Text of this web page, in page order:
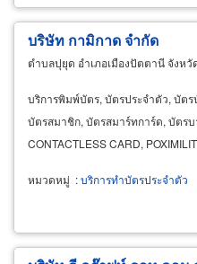
บริษัท กามิกาด จำกัด
ตำบลปุยุด อำเภอเมืองปัตตานี จังห
บริการพิมพ์บัตร, บัตรประจำตัว, บัต
บัตรสมาชิก, บัตรสมาร์ทการ์ด, บัตรบ
CONTACTLESS CARD,
หมวดหมู่ :บริการทำบัตรประจำตัว